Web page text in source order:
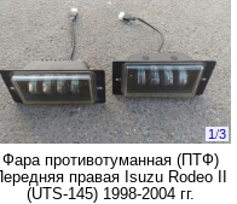
1/3
Фара противотуманная (ПТФ)
Передняя правая Isuzu Rodeo II
(UTS-145) 1998-2004 гг.